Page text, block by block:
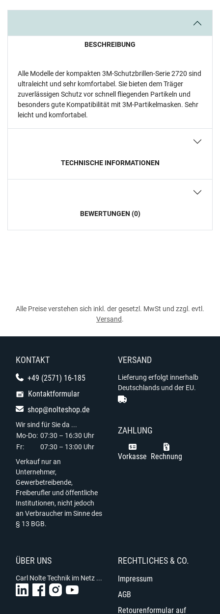
BESCHREIBUNG
Alle Modelle der kompakten 3M-Schutzbrillen-Serie 2720 sind
ultraleicht und sehr komfortabel. Sie bieten dem Träger
zuverlässigen Schutz vor schnell fliegenden Partikeln und
besonders gute Kompatibilität mit 3M-Partikelmasken. Sehr
leicht und komfortabel.
TECHNISCHE INFORMATIONEN
BEWERTUNGEN (0)
Alle Preise verstehen sich inkl. der gesetzl. MwSt und zzgl. evtl.
Versand.
KONTAKT
+49 (2571) 16-185
Kontaktformular
shop@nolteshop.de
Wir sind für Sie da ...
Mo-Do: 07:30 – 16:30 Uhr
Fr:
07:30 – 13:00 Uhr
Verkauf nur an
Unternehmer,
Gewerbetreibende,
Freiberufler und öffentliche
Institutionen, nicht jedoch
an Verbraucher im Sinne des
§ 13 BGB.
VERSAND
Lieferung erfolgt innerhalb
Deutschlands und der EU.
ZAHLUNG
Vorkasse Rechnung
ÜBER UNS
Carl Nolte Technik im Netz ...
RECHTLICHES & CO.
Impressum
AGB
Retourenformular auf